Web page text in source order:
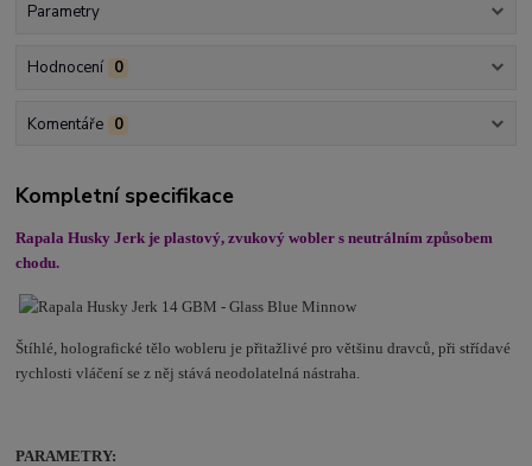
Parametry
Hodnocení 0
Komentáře 0
Kompletní specifikace
Rapala Husky Jerk je plastový, zvukový wobler s neutrálním způsobem
chodu.
Štíhlé, holografické tělo wobleru je přitažlivé pro většinu dravců, při střídavé
rychlosti vláčení se z něj stává neodolatelná nástraha.
PARAMETRY: